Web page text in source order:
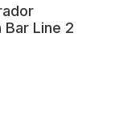
Line 2